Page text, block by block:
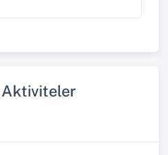
Aktiviteler